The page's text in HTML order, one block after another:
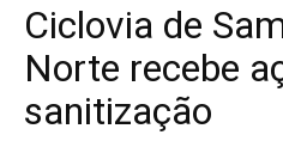
Ciclovia de
Norte recebe
sanitização